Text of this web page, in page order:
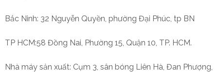
Bắc Ninh: 32 Nguyễn Quyền, phường Đại Phúc, tp BN
TP HCM:58 Đồng Nai, Phường 15, Quận 10, TP. HCM.
Nhà máy sản xuất: Cụm 3, sân bóng Liên Hà, Đan Phượng,